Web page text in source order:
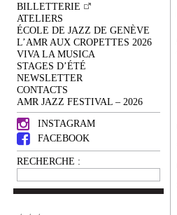
BILLETTERIE
ATELIERS
ÉCOLE DE JAZZ DE GENÈVE
L’AMR AUX CROPETTES 2026
VIVA LA MUSICA
STAGES D’ÉTÉ
NEWSLETTER
CONTACTS
AMR JAZZ FESTIVAL – 2026
INSTAGRAM
FACEBOOK
RECHERCHE :